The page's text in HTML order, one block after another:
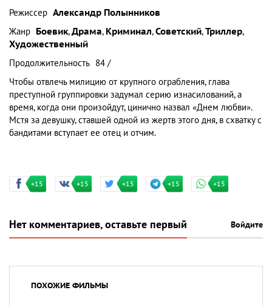
Режиссер Александр Полынников
Жанр Боевик,Драма, Криминал,Советский,Триллер,
Художественный
Продолжительность 84 /
Чтобы отвлечь милицию от крупного ограбления, глава
преступной группировки задумал серию изнасилований, а
время, когда они произойдут, цинично назвал «Днем любви».
Мстя за девушку, ставшей одной из жертв этого дня, в схватку с
бандитами вступает ее отец и отчим.
+15 +15 +15 +15 +15
Нет комментариев, оставьте первый Войдите
ПОХОЖИЕ ФИЛЬМЫ